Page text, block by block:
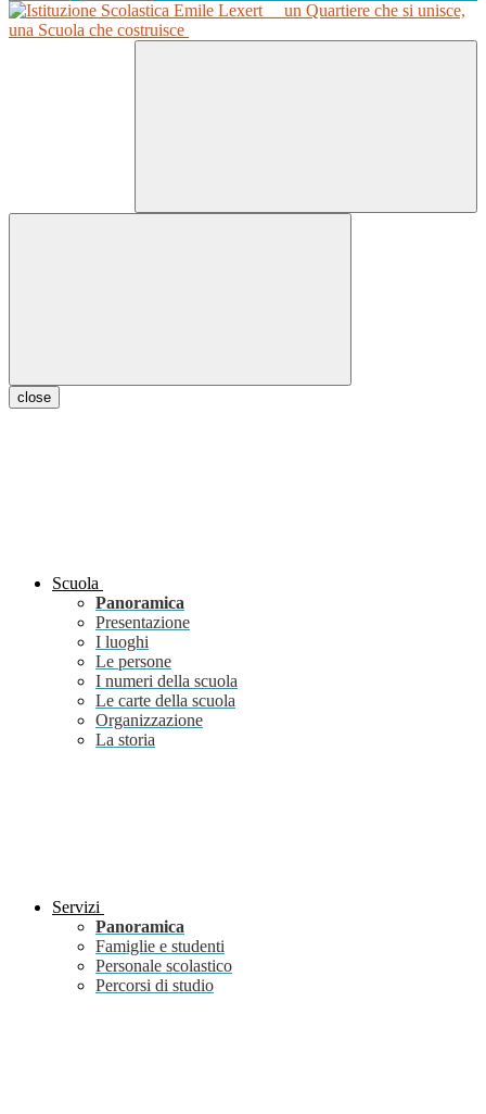
un Quartiere che si unisce,
una Scuola che costruisce
close
Scuola
Panoramica
Presentazione
I luoghi
Le persone
I numeri della scuola
Le carte della scuola
Organizzazione
La storia
Servizi
Panoramica
Famiglie e studenti
Personale scolastico
Percorsi di studio